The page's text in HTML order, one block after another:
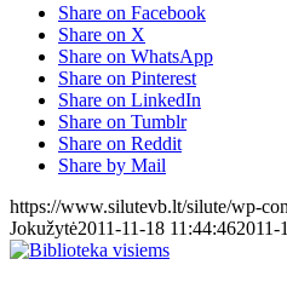
Share on Facebook
Share on X
Share on WhatsApp
Share on Pinterest
Share on LinkedIn
Share on Tumblr
Share on Reddit
Share by Mail
https://www.silutevb.lt/silute/wp-
Jokužytė2011-11-18 11:44:462011-